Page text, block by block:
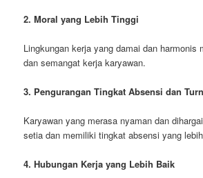
2. Moral yang Lebih Tinggi
Lingkungan kerja yang damai dan harmonis
dan semangat kerja karyawan.
3. Pengurangan Tingkat Absensi dan
Karyawan yang merasa nyaman dan
setia dan memiliki tingkat absensi yang
4. Hubungan Kerja yang Lebih Baik